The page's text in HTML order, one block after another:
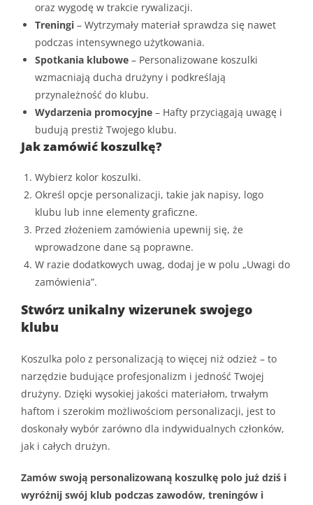
oraz wygodę w trakcie rywalizacji.
Treningi – Wytrzymały materiał sprawdza się nawet
podczas intensywnego użytkowania.
Spotkania klubowe – Personalizowane koszulki
wzmacniają ducha drużyny i podkreślają
przynależność do klubu.
Wydarzenia promocyjne – Hafty przyciągają uwagę i
budują prestiż Twojego klubu.
Jak zamówić koszulkę?
Wybierz kolor koszulki.
Określ opcje personalizacji, takie jak napisy, logo
klubu lub inne elementy graficzne.
Przed złożeniem zamówienia upewnij się, że
wprowadzone dane są poprawne.
W razie dodatkowych uwag, dodaj je w polu „Uwagi do
zamówienia”.
Stwórz unikalny wizerunek swojego
klubu
Koszulka polo z personalizacją to więcej niż odzież – to
narzędzie budujące profesjonalizm i jedność Twojej
drużyny. Dzięki wysokiej jakości materiałom, trwałym
haftom i szerokim możliwościom personalizacji, jest to
doskonały wybór zarówno dla indywidualnych członków,
jak i całych drużyn.
Zamów swoją personalizowaną koszulkę polo już dziś i
wyróżnij swój klub podczas zawodów, treningów i